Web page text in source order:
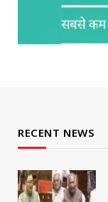
RECENT NEWS